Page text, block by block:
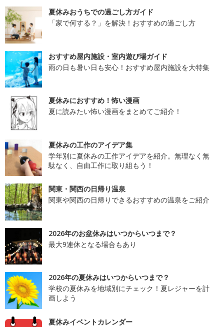
夏休みおうちでの過ごし方ガイド
「家で何する？」を解決！おすすめの過ごし方
おすすめ屋内施設・室内遊び場ガイド
雨の日も暑い日も安心！おすすめ屋内施設を大特集
夏休みにおすすめ！怖い漫画
夏に読みたい怖い漫画をまとめてご紹介！
夏休みの工作のアイデア集
学年別に夏休みの工作アイデアを紹介。無理なく無
駄なく、自由工作に取り組もう！
関東・関西の日帰り温泉
関東や関西の日帰りできるおすすめの温泉をご紹介
2026年のお盆休みはいつからいつまで？
最大9連休となる場合もあり
2026年の夏休みはいつからいつまで？
学校の夏休みを地域別にチェック！夏レジャーを計
画しよう
夏休みイベントカレンダー